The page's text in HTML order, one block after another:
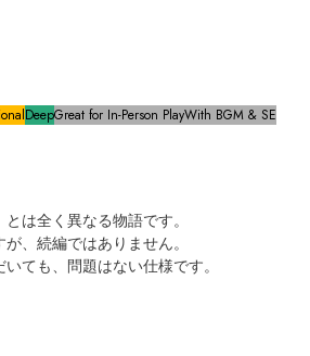
DeepGreat for In-Person PlayWith BGM & SE
は全く異なる物語です。
、続編ではありません。
ても、問題はない仕様です。